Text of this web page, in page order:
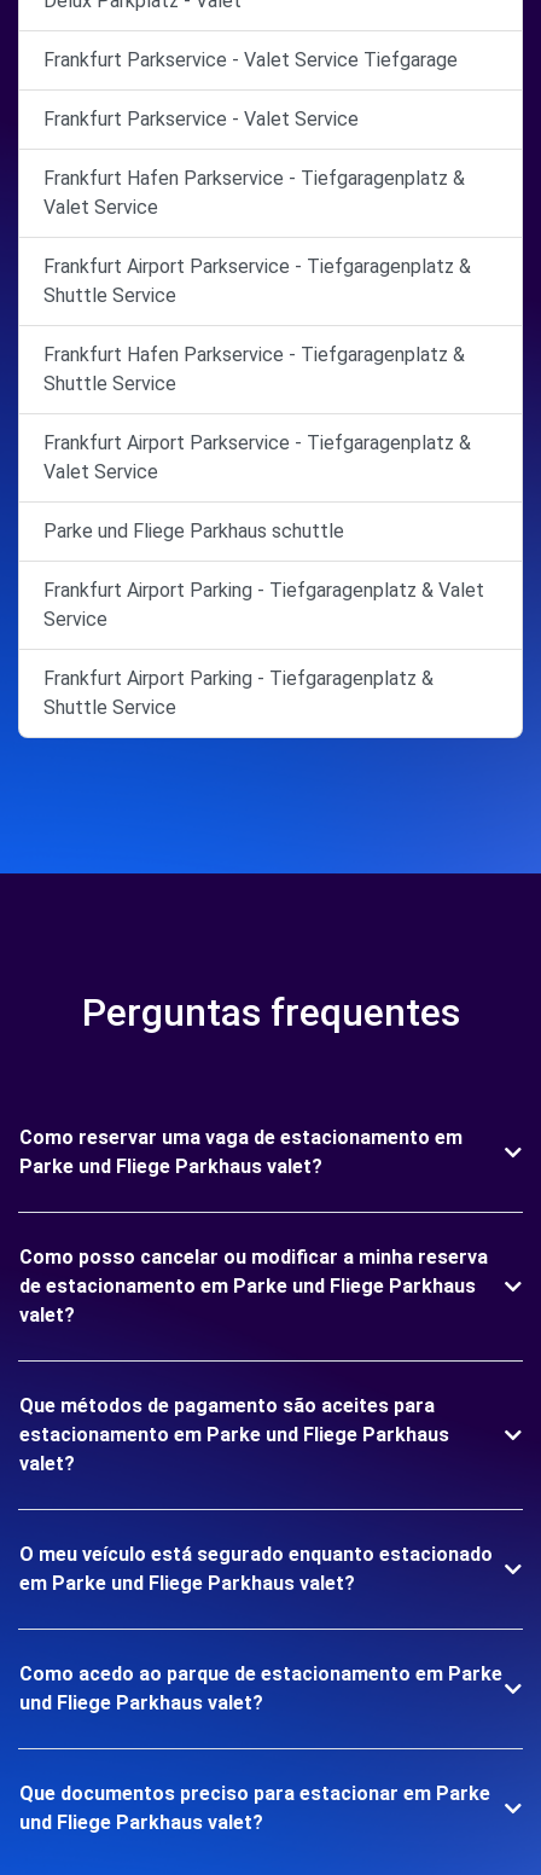
Frankfurt Parkservice - Valet Service Tiefgarage
Frankfurt Parkservice - Valet Service
Frankfurt Hafen Parkservice - Tiefgaragenplatz &
Valet Service
Frankfurt Airport Parkservice - Tiefgaragenplatz &
Shuttle Service
Frankfurt Hafen Parkservice - Tiefgaragenplatz &
Shuttle Service
Frankfurt Airport Parkservice - Tiefgaragenplatz &
Valet Service
Parke und Fliege Parkhaus schuttle
Frankfurt Airport Parking - Tiefgaragenplatz & Valet
Service
Frankfurt Airport Parking - Tiefgaragenplatz &
Shuttle Service
Perguntas frequentes
Como reservar uma vaga de estacionamento em
Parke und Fliege Parkhaus valet?
Como posso cancelar ou modificar a minha reserva
de estacionamento em Parke und Fliege Parkhaus
valet?
Que métodos de pagamento são aceites para
estacionamento em Parke und Fliege Parkhaus
valet?
O meu veículo está segurado enquanto estacionado
em Parke und Fliege Parkhaus valet?
Como acedo ao parque de estacionamento em Parke
und Fliege Parkhaus valet?
Que documentos preciso para estacionar em Parke
und Fliege Parkhaus valet?